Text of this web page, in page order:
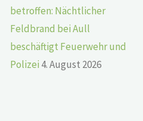
betroffen: Nächtlicher
Feldbrand bei Aull
beschäftigt Feuerwehr und
Polizei 4. August 2026